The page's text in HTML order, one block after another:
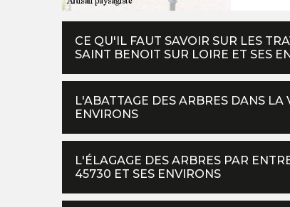
CE QU'IL FAUT SAVOIR SUR LES
SAINT BENOIT SUR LOIRE ET SES
L'ABATTAGE DES ARBRES DANS
ENVIRONS
L'ÉLAGAGE DES ARBRES PAR
45730 ET SES ENVIRONS